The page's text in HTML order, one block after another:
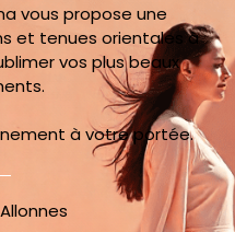
vous propose une
et tenues orientales à
vos plus beaux
à votre portée.